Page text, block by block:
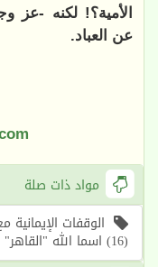
الأمية؟! لكنه -عز
عن العباد.
مواد ذات صلة
الوقفات الإيمانية
(16) اسما الله "القاهر" و"القهَّار" (موعظة الأسبوع)